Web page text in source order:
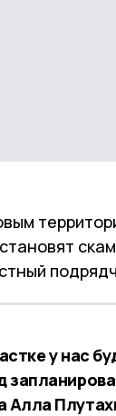
у нас
Алла